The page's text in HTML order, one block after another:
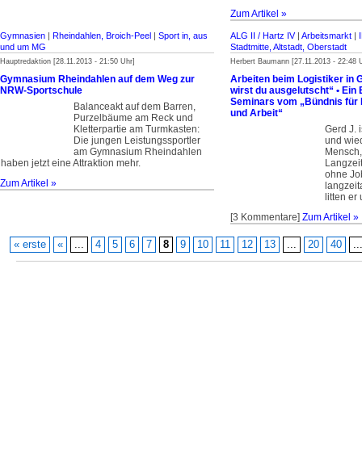
Zum Artikel »
Gymnasien | Rheindahlen, Broich-Peel | Sport in, aus
und um MG
Hauptredaktion [28.11.2013 - 21:50 Uhr]
Gymnasium Rheindahlen auf dem Weg zur
NRW-Sportschule
Balanceakt auf dem Barren,
Purzelbäume am Reck und
Kletterpartie am Turmkasten:
Die jungen Leistungssportler
am Gymnasium Rheindahlen
haben jetzt eine Attraktion mehr.
Zum Artikel »
ALG II / Hartz IV| Arbeitsmarkt |
Stadtmitte, Altstadt, Oberstadt
Herbert Baumann [27.11.2013 - 22:48
Arbeiten beim Logistiker in
wirst du ausgelutscht“ • Ein
Seminars vom „Bündnis für
und Arbeit“
Gerd J.
und
ohne
litten er
[3 Kommentare] Zum Artikel »
« erste « ... 4 5 6 7 8 9 10 11 12 13 ... 20 40 ...